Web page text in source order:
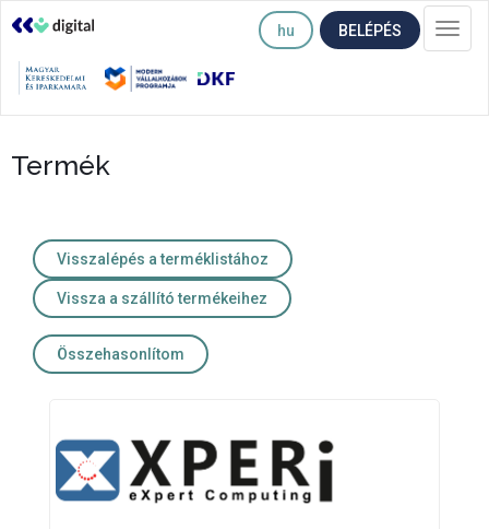
hu BELÉPÉS
Termék
Visszalépés a terméklistához
Vissza a szállító termékeihez
Összehasonlítom